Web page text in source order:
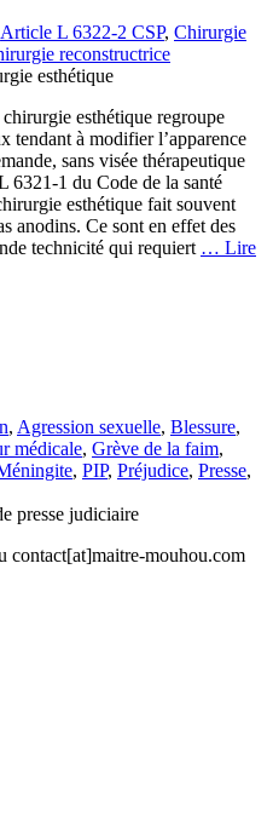
Article L 6322-2 CSP, Chirurgie
reconstructrice
esthétique
esthétique regroupe
tendant à modifier l’apparence
sans visée thérapeutique
6321-1 du Code de la santé
esthétique fait souvent
anodins. Ce sont en effet des
technicité qui requiert … Lire
, Agression sexuelle, Blessure,
médicale, Grève de la faim,
, PIP, Préjudice, Presse,
presse judiciaire
contact[at]maitre-mouhou.com